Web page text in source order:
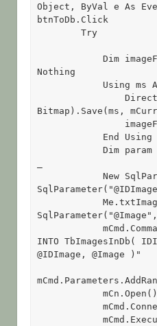
Object, ByVal e As
btnToDb.Click
        Try
            Dim imageForDb As Byte() =
Nothing
                DirectCast(pcxFile.Image,
Bitmap).Save(ms,
            Dim param As SqlParameter() =
            New SqlParameter() {New
            Me.txtImageName.Text), New
            mCmd.CommandText = "INSERT
INTO TbImagesInDb(
@IDImage, @Image )"
            mCn.Open()
            mCmd.Connection = mCn
            mCmd.ExecuteNonQuery()